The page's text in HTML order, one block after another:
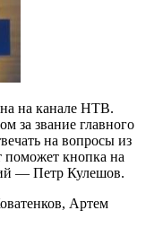
на канале НТВ.
за звание главного
на вопросы из
поможет кнопка на
— Петр Кулешов.
Артем